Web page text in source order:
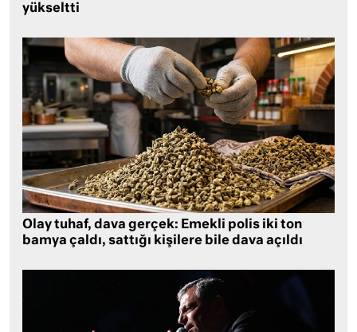
yükseltti
Olay tuhaf, dava gerçek: Emekli polis iki ton
bamya çaldı, sattığı kişilere bile dava açıldı